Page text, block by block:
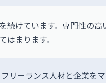
続けています。専門性の
まります。
リーランス人材と企業を